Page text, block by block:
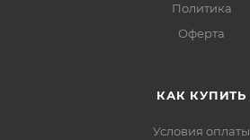
Политика
Офертa
КАК КУПИТЬ
Условия оплаты